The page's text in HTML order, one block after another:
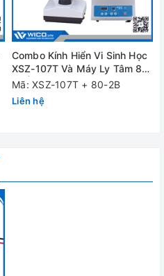
Combo Kính Hiển Vi Sinh Học
XSZ-107T Và Máy Ly Tâm 80-
2B | Chưa Tới 7 Triệu
Mã: XSZ-107T + 80-2B
Liên hệ